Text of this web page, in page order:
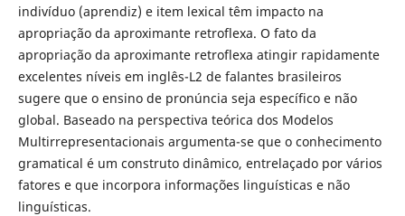
indivíduo (aprendiz) e item lexical têm impacto na
apropriação da aproximante retroflexa. O fato da
apropriação da aproximante retroflexa atingir rapidamente
excelentes níveis em inglês-L2 de falantes brasileiros
sugere que o ensino de pronúncia seja específico e não
global. Baseado na perspectiva teórica dos Modelos
Multirrepresentacionais argumenta-se que o conhecimento
gramatical é um construto dinâmico, entrelaçado por vários
fatores e que incorpora informações linguísticas e não
linguísticas.